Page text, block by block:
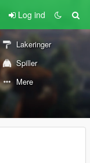
Log ind
Lakeringer
Spiller
Mere